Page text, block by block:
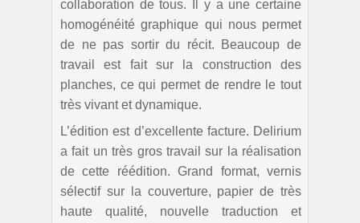
collaboration de tous. Il y a une certaine
homogénéité graphique qui nous permet
de ne pas sortir du récit. Beaucoup de
travail est fait sur la construction des
planches, ce qui permet de rendre le tout
très vivant et dynamique.
L’édition est d’excellente facture. Delirium
a fait un très gros travail sur la réalisation
de cette réédition. Grand format, vernis
sélectif sur la couverture, papier de très
haute qualité, nouvelle traduction et